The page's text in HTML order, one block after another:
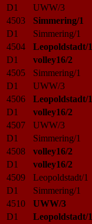
D1
UWW/3
4503
Simmering/1
D1
Simmering/1
4504
Leopoldstadt/1
D1
volley16/2
4505
Simmering/1
D1
UWW/3
4506
Leopoldstadt/1
D1
volley16/2
4507
UWW/3
D1
Simmering/1
4508
volley16/2
D1
volley16/2
4509
Leopoldstadt/1
D1
Simmering/1
4510
UWW/3
D1
Leopoldstadt/1